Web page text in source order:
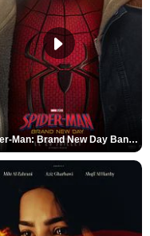
Spider-Man: Brand New Day Bande-annonce VO STFR